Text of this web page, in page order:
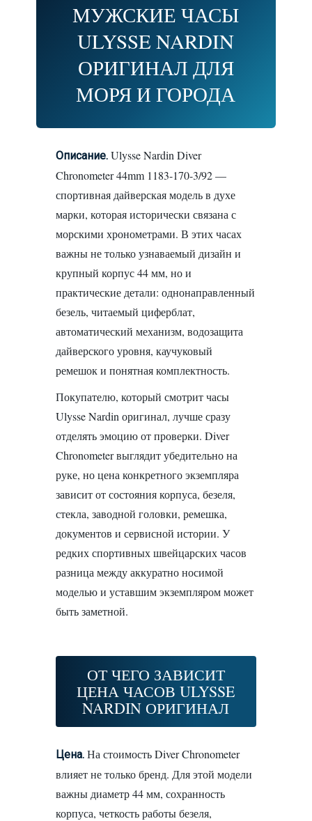
МУЖСКИЕ ЧАСЫ
ULYSSE NARDIN
ОРИГИНАЛ ДЛЯ
МОРЯ И ГОРОДА
Описание. Ulysse Nardin Diver
Chronometer 44mm 1183-170-3/92 —
спортивная дайверская модель в духе
марки, которая исторически связана с
морскими хронометрами. В этих часах
важны не только узнаваемый дизайн и
крупный корпус 44 мм, но и
практические детали: однонаправленный
безель, читаемый циферблат,
автоматический механизм, водозащита
дайверского уровня, каучуковый
ремешок и понятная комплектность.
Покупателю, который смотрит часы
Ulysse Nardin оригинал, лучше сразу
отделять эмоцию от проверки. Diver
Chronometer выглядит убедительно на
руке, но цена конкретного экземпляра
зависит от состояния корпуса, безеля,
стекла, заводной головки, ремешка,
документов и сервисной истории. У
редких спортивных швейцарских часов
разница между аккуратно носимой
моделью и уставшим экземпляром может
быть заметной.
ОТ ЧЕГО ЗАВИСИТ
ЦЕНА ЧАСОВ ULYSSE
NARDIN ОРИГИНАЛ
Цена. На стоимость Diver Chronometer
влияет не только бренд. Для этой модели
важны диаметр 44 мм, сохранность
корпуса, четкость работы безеля,